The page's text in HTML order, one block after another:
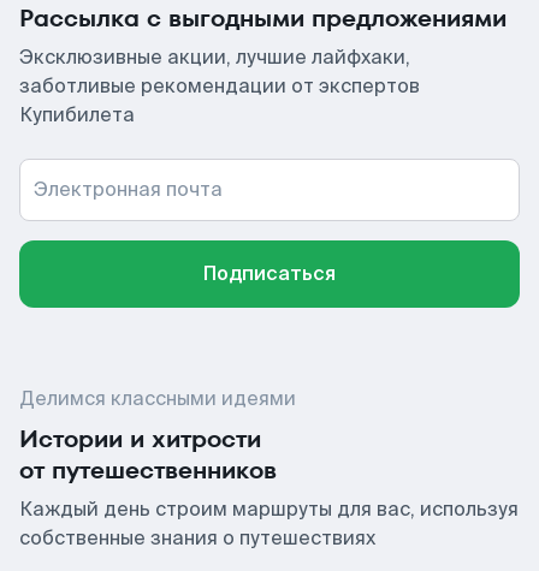
Рассылка с выгодными предложениями
Эксклюзивные акции, лучшие лайфхаки,
заботливые рекомендации от экспертов
Купибилета
Электронная почта
Подписаться
Делимся классными идеями
Истории и хитрости
от путешественников
Каждый день строим маршруты для вас, используя
собственные знания о путешествиях